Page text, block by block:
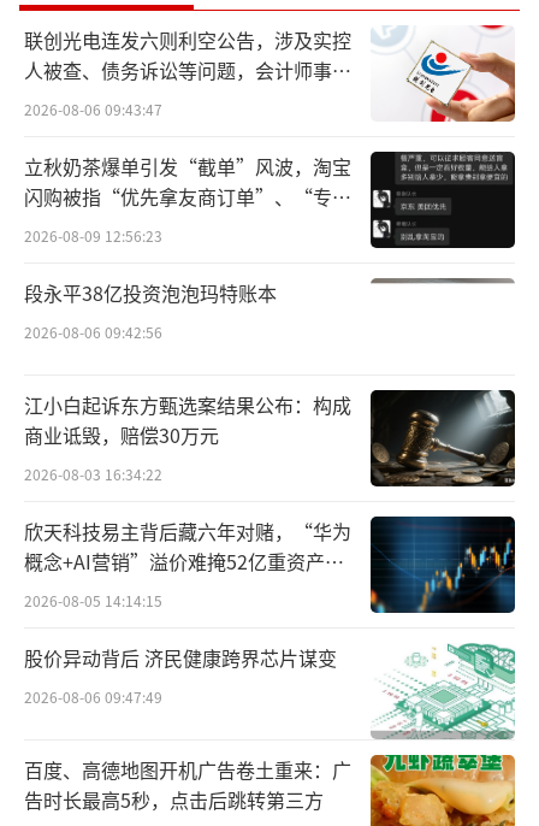
而在星巴克之前，肯德基、麦当劳也都在
短剧赛道玩得风生水起。其中，肯德基玩“重
生”，麦当劳则是当起了“霸总”。
消费君注意到，肯德基的首部自制短剧
《重生之吃货皇后惹不起》正式上线，作品围
绕重生元素，与肯德基植入广告相结合，引发
了广大网友的热议，当前抖音播放量超1.4亿。
今年7月，肯德基的老对手麦当劳也上线了
《重生之我在麦当劳修炼魔法》，同样也是剧
情+麦当劳卖点植入。“霸总精髓都在里面，笑
论道。
另外，太二酸菜鱼在品牌九周年之际推出
定制短剧《实习霸总狂宠卖鱼妹》，由脱口秀
明星何广智与百万网红叶咕主演，经典都市甜
宠赛道，播出后太二酸菜鱼还邀请何广智进行
直播，成功吸引超30000人同时在线，拿下全国
团购榜TOP1。
联创光电连发六则利空公告，涉及实控
人被查、债务诉讼等问题，会计师事务
所曾出具“保留意见”
2026-08-06 09:43:47
立秋奶茶爆单引发“截单”风波，淘宝
闪购被指“优先拿友商订单”、“专挑
贵的拿”
2026-08-09 12:56:23
段永平38亿投资泡泡玛特账本
2026-08-06 09:42:56
江小白起诉东方甄选案结果公布：构成
商业诋毁，赔偿30万元
2026-08-03 16:34:22
欣天科技易主背后藏六年对赌，“华为
概念+AI营销”溢价难掩52亿重资产考
验
2026-08-05 14:14:15
股价异动背后 济民健康跨界芯片谋变
2026-08-06 09:47:49
百度、高德地图开机广告卷土重来：广
告时长最高5秒，点击后跳转第三方